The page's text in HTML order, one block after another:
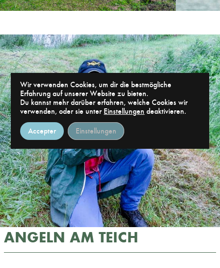
ANGELN AM TEICH
Wir verwenden Cookies, um dir die bestmögliche
Erfahrung auf unserer Website zu bieten.
Du kannst mehr darüber erfahren, welche Cookies wir
verwenden, oder sie unter Einstellungen deaktivieren.
Accepter Einstellungen